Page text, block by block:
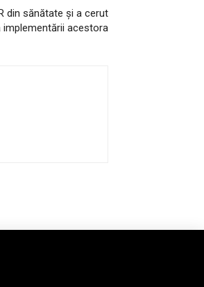
din sănătate și a cerut
implementării acestora